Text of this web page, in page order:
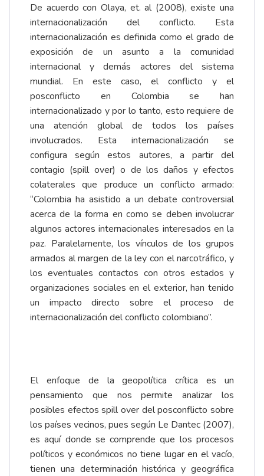
De acuerdo con Olaya, et. al (2008), existe una
internacionalización del conflicto. Esta
internacionalización es definida como el grado de
exposición de un asunto a la comunidad
internacional y demás actores del sistema
mundial. En este caso, el conflicto y el
posconflicto en Colombia se han
internacionalizado y por lo tanto, esto requiere de
una atención global de todos los países
involucrados. Esta internacionalización se
configura según estos autores, a partir del
contagio (spill over) o de los daños y efectos
colaterales que produce un conflicto armado:
“Colombia ha asistido a un debate controversial
acerca de la forma en como se deben involucrar
algunos actores internacionales interesados en la
paz. Paralelamente, los vínculos de los grupos
armados al margen de la ley con el narcotráfico, y
los eventuales contactos con otros estados y
organizaciones sociales en el exterior, han tenido
un impacto directo sobre el proceso de
internacionalización del conflicto colombiano”.
El enfoque de la geopolítica crítica es un
pensamiento que nos permite analizar los
posibles efectos spill over del posconflicto sobre
los países vecinos, pues según Le Dantec (2007),
es aquí donde se comprende que los procesos
políticos y económicos no tiene lugar en el vacío,
tienen una determinación histórica y geográfica